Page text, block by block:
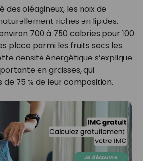
des oléagineux, les noix de
riches en lipides.
700 à 750 calories pour 100
place parmi les fruits secs les
densité énergétique s’explique
en graisses, qui
75 % de leur composition.